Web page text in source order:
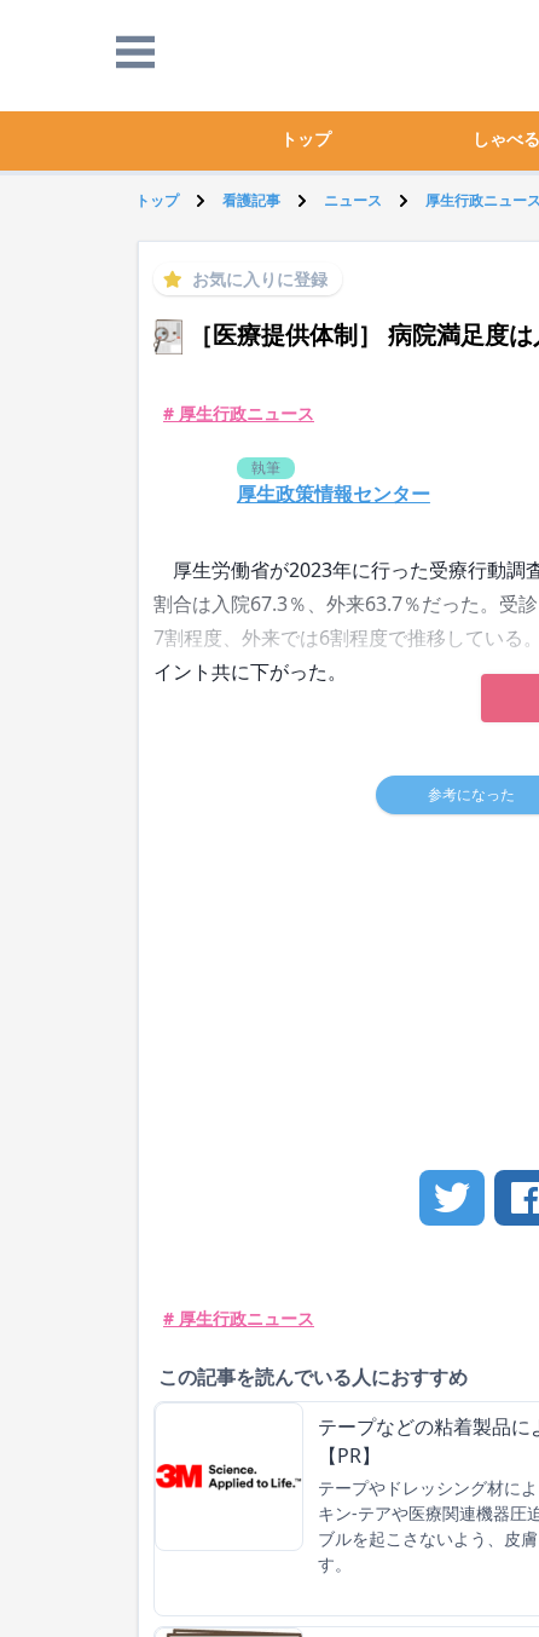
トップ しゃべる
トップ 看護記事 ニュース 厚生行政ニュース
お気に入りに登録
［医療提供体制］ 病院満足度
# 厚生行政ニュース
執筆
厚生政策情報センター
厚生労働省が2023年に行った受療行動調
割合は入院67.3％、外来63.7％だった。受
7割程度、外来では6割程度で推移している
イント共に下がった。
参考になった
# 厚生行政ニュース
この記事を読んでいる人におすすめ
テープなどの粘着製品
【PR】
テープやドレッシング材に
キン-テアや医療関連機器圧
ブルを起こさないよう、皮
す。